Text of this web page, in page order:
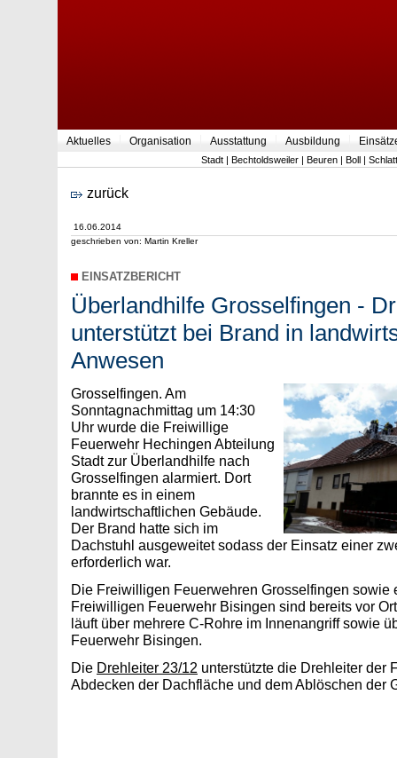
Aktuelles Organisation Ausstattung Ausbildung
Stadt | Bechtoldsweiler | Beuren | Boll | Schlatt
zurück
16.06.2014
geschrieben von: Martin Kreller
EINSATZBERICHT
Überlandhilfe Grosselfingen -
unterstützt bei Brand in
Anwesen
Grosselfingen. Am
Sonntagnachmittag um 14:30
Uhr wurde die Freiwillige
Feuerwehr Hechingen Abteilung
Stadt zur Überlandhilfe nach
Grosselfingen alarmiert. Dort
brannte es in einem
landwirtschaftlichen Gebäude.
Der Brand hatte sich im
Dachstuhl ausgeweitet sodass der Einsatz einer
erforderlich war.
Die Freiwilligen Feuerwehren Grosselfingen sowie
Freiwilligen Feuerwehr Bisingen sind bereits vor
läuft über mehrere C-Rohre im Innenangriff sowie
Feuerwehr Bisingen.
Die Drehleiter 23/12 unterstützte die Drehleiter der
Abdecken der Dachfläche und dem Ablöschen der